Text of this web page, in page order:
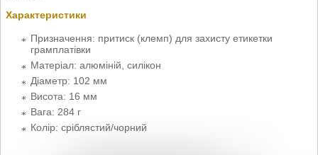
Характеристики
Призначення: притиск (клемп) для захисту етикетки
грамплатівки
Матеріал: алюміній, силікон
Діаметр: 102 мм
Висота: 16 мм
Вага: 284 г
Колір: сріблястий/чорний